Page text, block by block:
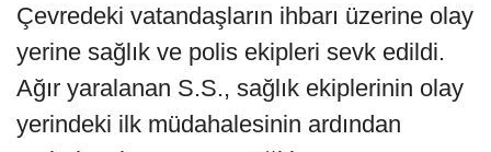
Çevredeki vatandaşların ihbarı üzerine olay
yerine sağlık ve polis ekipleri sevk edildi.
Ağır yaralanan S.S., sağlık ekiplerinin olay
yerindeki ilk müdahalesinin ardından